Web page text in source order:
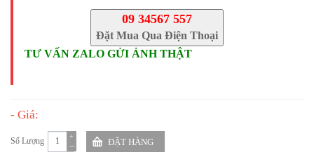
09 34567 557
Đặt Mua Qua Điện Thoại
TƯ VẤN ZALO GỬI ẢNH THẬT
- Giá:
Số Lượng −
+